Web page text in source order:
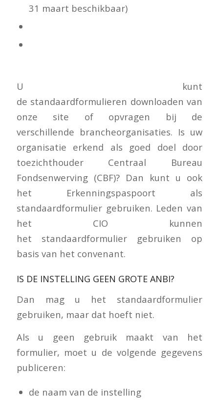
31 maart beschikbaar)
U kunt
de standaardformulieren downloaden van
onze site of opvragen bij de
verschillende brancheorganisaties. Is uw
organisatie erkend als goed doel door
toezichthouder Centraal Bureau
Fondsenwerving (CBF)? Dan kunt u ook
het Erkenningspaspoort als
standaardformulier gebruiken. Leden van
het CIO kunnen
het standaardformulier gebruiken op
basis van het convenant.
IS DE INSTELLING GEEN GROTE ANBI?
Dan mag u het standaardformulier
gebruiken, maar dat hoeft niet.
Als u geen gebruik maakt van het
formulier, moet u de volgende gegevens
publiceren:
de naam van de instelling